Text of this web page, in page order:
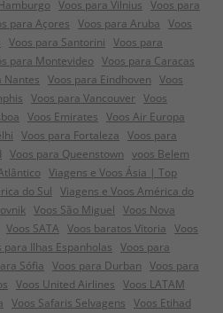
Voos para Vilnius Voos para
para Açores Voos para Aruba Voos
Voos para Santorini Voos para
para Montevideo Voos para Caracas
Nantes Voos para Eindhoven Voos
Voos para Vancouver Voos
Voos Emirates Voos Air Europa
Voos para Fortaleza Voos para
Voos para Queenstown voos Belem
Viagens e Voos Ásia | Top
do Sul Viagens e Voos América do
Voos São Miguel Voos Nova
Voos SATA Voos baratos Vitoria Voos
para Ilhas Espanholas Voos para
Sófia Voos para Durban Voos para
Voos United Airlines Voos LATAM
Voos Safaris Selvagens Voos Etihad